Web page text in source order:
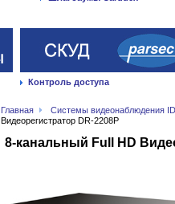
Контроль доступа
Главная
Системы видеонаблюдения
Видеорегистратор DR-2208P
8-канальный Full HD